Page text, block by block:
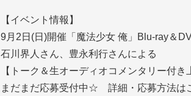
【イベント情報】
9月2日(日)開催「魔法少女 俺」Blu-ray＆
石川界人さん、豊永利行さんによる
【トーク＆生オーディオコメンタリー付
まだまだ応募受付中☆ 詳細・応募方法は